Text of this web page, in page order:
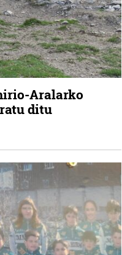
Aralarko
ditu